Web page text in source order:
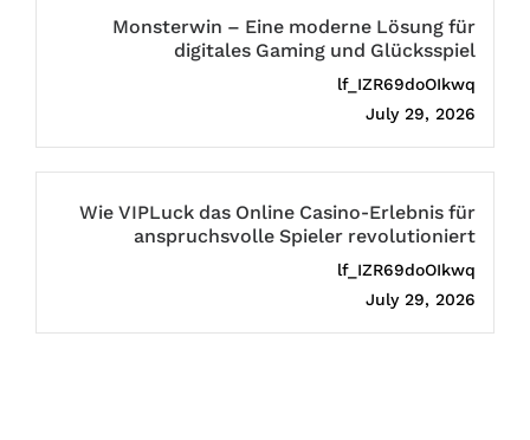
Monsterwin – Eine moderne Lösung für
digitales Gaming und Glücksspiel
lf_IZR69doOIkwq
July 29, 2026
Wie VIPLuck das Online Casino-Erlebnis für
anspruchsvolle Spieler revolutioniert
lf_IZR69doOIkwq
July 29, 2026